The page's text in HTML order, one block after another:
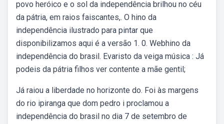
povo heróico e o sol da independência brilhou no céu
da pátria, em raios faiscantes,. O hino da
independência ilustrado para pintar que
disponibilizamos aqui é a versão 1. 0. Webhino da
independência do brasil. Evaristo da veiga música : Já
podeis da pátria filhos ver contente a mãe gentil;
Já raiou a liberdade no horizonte do. Foi às margens
do rio ipiranga que dom pedro i proclamou a
independência do brasil no dia 7 de setembro de